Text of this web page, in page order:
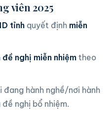
viên 2025
tỉnhquyết định miễn
nghị miễn nhiệm theo
đang hành nghề/nơi hành
nghị bổ nhiệm.